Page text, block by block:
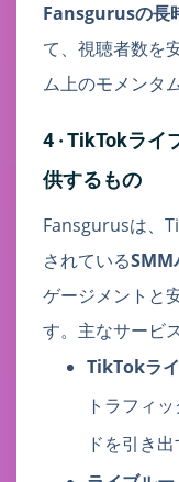
Fansgurusの長
て、視聴者数を
ム上のモメンタ
4 · TikTokライ
供するもの
Fansgurusは、
されているSMM
ゲージメントと
す。主なサービ
TikTokラ
トラフィ
ドを引き出